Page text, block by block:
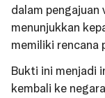
dalam pengajuan
menunjukkan
memiliki rencana
Bukti ini menjadi
kembali ke